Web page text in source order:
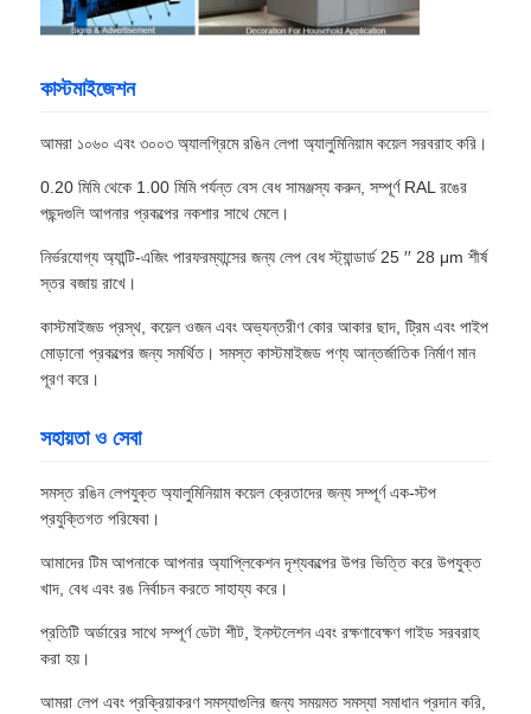
কাস্টমাইজেশন
আমরা ১০৬০ এবং ৩০০৩ অ্যালগ্রিমে রঙিন লেপা অ্যালুমিনিয়াম কয়েল সরবরাহ করি।
0.20 মিমি থেকে 1.00 মিমি পর্যন্ত বেস বেধ সামঞ্জস্য করুন, সম্পূর্ণ RAL রঙের
পছন্দগুলি আপনার প্রকল্পের নকশার সাথে মেলে।
নির্ভরযোগ্য অ্যান্টি-এজিং পারফরম্যান্সের জন্য লেপ বেধ স্ট্যান্ডার্ড 25 ′′ 28 μm শীর্ষ
স্তর বজায় রাখে।
কাস্টমাইজড প্রস্থ, কয়েল ওজন এবং অভ্যন্তরীণ কোর আকার ছাদ, ট্রিম এবং পাইপ
মোড়ানো প্রকল্পের জন্য সমর্থিত। সমস্ত কাস্টমাইজড পণ্য আন্তর্জাতিক নির্মাণ মান
পূরণ করে।
সহায়তা ও সেবা
সমস্ত রঙিন লেপযুক্ত অ্যালুমিনিয়াম কয়েল ক্রেতাদের জন্য সম্পূর্ণ এক-স্টপ
প্রযুক্তিগত পরিষেবা।
আমাদের টিম আপনাকে আপনার অ্যাপ্লিকেশন দৃশ্যকল্পের উপর ভিত্তি করে উপযুক্ত
খাদ, বেধ এবং রঙ নির্বাচন করতে সাহায্য করে।
প্রতিটি অর্ডারের সাথে সম্পূর্ণ ডেটা শীট, ইনস্টলেশন এবং রক্ষণাবেক্ষণ গাইড সরবরাহ
করা হয়।
আমরা লেপ এবং প্রক্রিয়াকরণ সমস্যাগুলির জন্য সময়মত সমস্যা সমাধান প্রদান করি,